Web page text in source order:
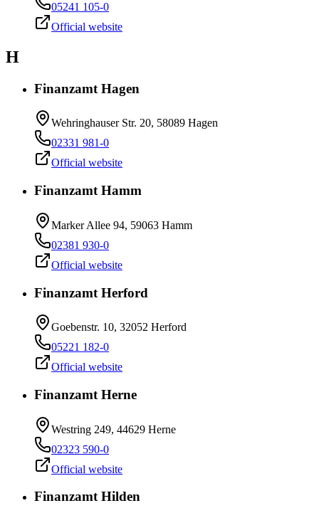
05241 105-0
Official website
H
Finanzamt Hagen
Wehringhauser Str. 20, 58089 Hagen
02331 981-0
Official website
Finanzamt Hamm
Marker Allee 94, 59063 Hamm
02381 930-0
Official website
Finanzamt Herford
Goebenstr. 10, 32052 Herford
05221 182-0
Official website
Finanzamt Herne
Westring 249, 44629 Herne
02323 590-0
Official website
Finanzamt Hilden